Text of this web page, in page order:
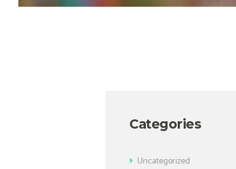
Categories
Uncategorized